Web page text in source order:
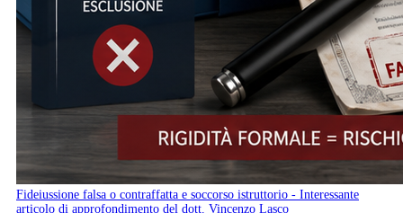
Fideiussione falsa o contraffatta e soccorso istruttorio - Interessante
articolo di approfondimento del dott. Vincenzo Lasco